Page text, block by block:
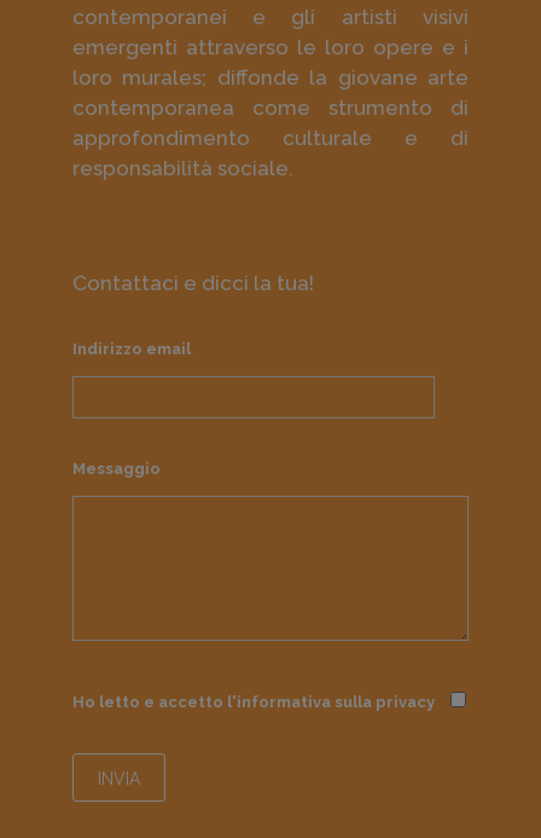
contemporanei e gli artisti visivi
emergenti attraverso le loro opere e i
loro murales; diffonde la giovane arte
contemporanea come strumento di
approfondimento culturale e di
responsabilità sociale.
Contattaci e dicci la tua!
Indirizzo email
Messaggio
Ho letto e accetto l'informativa sulla privacy